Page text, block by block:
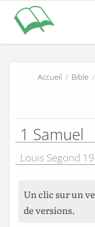
Accueil / Bible /
1 Samuel
Louis Segond
Un clic sur un
de versions.